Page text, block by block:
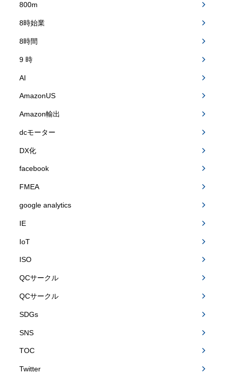
800m
8時始業
8時間
9 時
AI
AmazonUS
Amazon輸出
dcモーター
DX化
facebook
FMEA
google analytics
IE
IoT
ISO
QCサークル
QCサークル
SDGs
SNS
TOC
Twitter